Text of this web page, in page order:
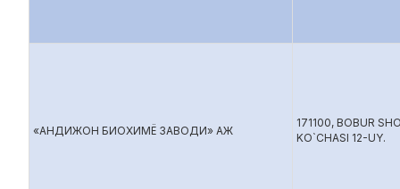
«АНДИЖОН БИОХИМЁ ЗАВОДИ» АЖ
171100, BOBUR
KO`CHASI 12-UY.